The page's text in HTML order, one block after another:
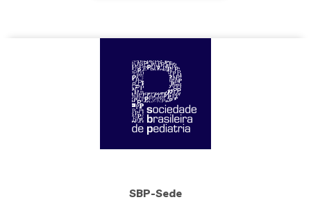
SBP-Sede